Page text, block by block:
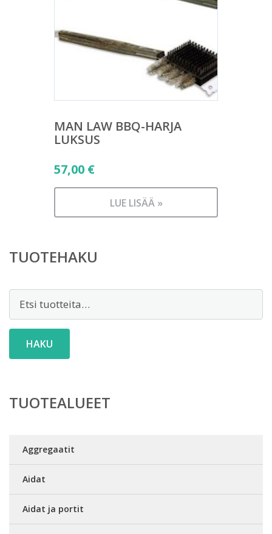
MAN LAW BBQ-HARJA
LUKSUS
57,00 €
LUE LISÄÄ »
TUOTEHAKU
Etsi:
HAKU
TUOTEALUEET
Aggregaatit
Aidat
Aidat ja portit